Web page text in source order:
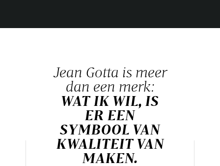
Jean Gotta is meer
dan een merk:
WAT IK WIL, IS
ER EEN
SYMBOOL VAN
KWALITEIT VAN
MAKEN.